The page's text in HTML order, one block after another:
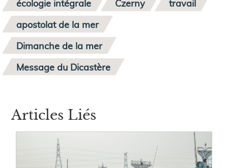
écologie intégrale Czerny
travail
apostolat de la mer
Dimanche de la mer
Message du Dicastère
Articles Liés